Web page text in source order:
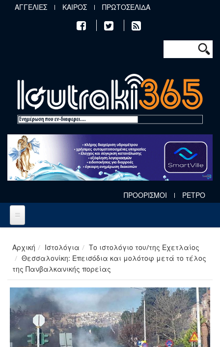
Παράκαμψη προς το κυρίως περιεχόμενο
ΑΓΓΕΛΙΕΣ ΚΑΙΡΟΣ ΠΡΩΤΟΣΕΛΙΔΑ
Φόρμα
Αναζήτηση
ΠΡΟΟΡΙΣΜΟΙ ΡΕΤΡΟ
Αρχική Ιστολόγια
Το ιστολόγιο του/της Εχετλαίος
Θεσσαλονίκη: Επεισόδια και μολότοφ μετά το τέλος
της Πανβαλκανικής πορείας